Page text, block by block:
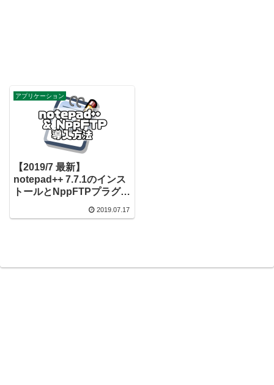
アプリケーション
【2019/7 最新】
notepad++ 7.7.1のインス
トールとNppFTPプラグイ
2019.07.17